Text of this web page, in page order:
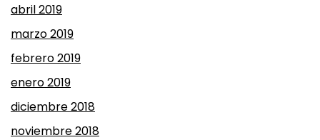
abril 2019
marzo 2019
febrero 2019
enero 2019
diciembre 2018
noviembre 2018